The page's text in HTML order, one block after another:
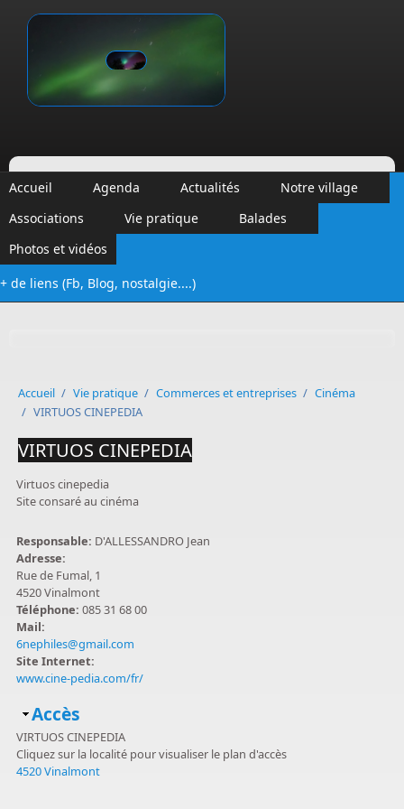
Vinalmont
Accueil Agenda Actualités
Notre village
Associations
Vie pratique
Balades
Photos et vidéos
+ de liens (Fb, Blog, nostalgie....)
Accueil / Vie pratique / Commerces et entreprises / Cinéma
/ VIRTUOS CINEPEDIA
VIRTUOS CINEPEDIA
Virtuos cinepedia
Site consaré au cinéma
Responsable: D'ALLESSANDRO Jean
Adresse:
Rue de Fumal, 1
4520 Vinalmont
Téléphone:085 31 68 00
Mail:
6nephiles@gmail.com
Site Internet:
www.cine-pedia.com/fr/
Masquer
Accès
VIRTUOS CINEPEDIA
Cliquez sur la localité pour visualiser le plan d'accès
4520 Vinalmont